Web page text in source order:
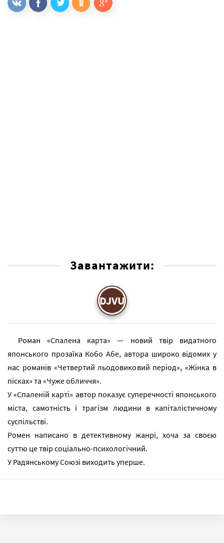
Завантажити:
DJVU
Роман «Спалена карта» — новий твір видатного
японського прозаїка Кобо Абе, автора широко відомих у
нас романів «Четвертий льодовиковий період», «Жінка в
пісках» та «Чуже обличчя».
У «Спаленій карті» автор показує суперечності японського
міста, самотність і трагізм людини в капіталістичному
суспільстві.
Ромен написано в детективному жанрі, хоча за своєю
суттю це твір соціально-психологічний.
У Радянському Союзі виходить уперше.